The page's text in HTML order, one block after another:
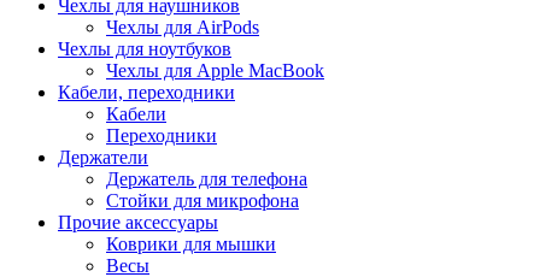
Чехлы для наушников
Чехлы для AirPods
Чехлы для ноутбуков
Чехлы для Apple MacBook
Кабели, переходники
Кабели
Переходники
Держатели
Держатель для телефона
Стойки для микрофона
Прочие аксессуары
Коврики для мышки
Весы